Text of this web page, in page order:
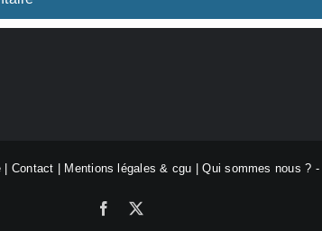
Contact Mentions légales & cgu |Qui sommes nous ?
Facebook